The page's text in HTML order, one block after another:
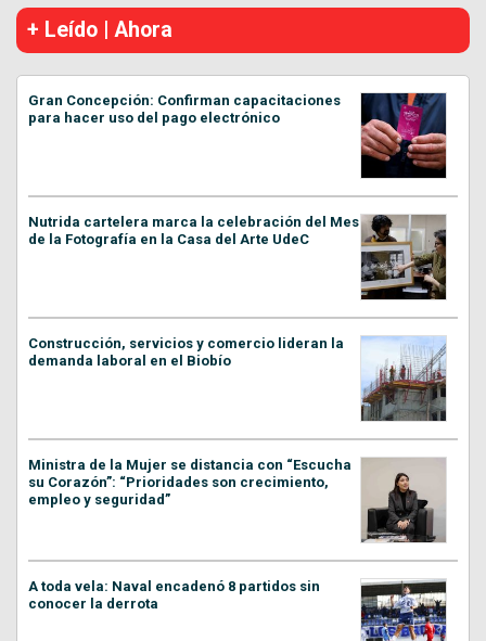
+ Leído | Ahora
Gran Concepción: Confirman capacitaciones
para hacer uso del pago electrónico
Nutrida cartelera marca la celebración del Mes
de la Fotografía en la Casa del Arte UdeC
Construcción, servicios y comercio lideran la
demanda laboral en el Biobío
Ministra de la Mujer se distancia con “Escucha
su Corazón”: “Prioridades son crecimiento,
empleo y seguridad”
A toda vela: Naval encadenó 8 partidos sin
conocer la derrota